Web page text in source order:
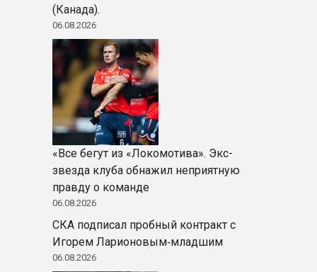
(Канада).
06.08.2026
«Все бегут из «Локомотива». Экс-
звезда клуба обнажил неприятную
правду о команде
06.08.2026
СКА подписал пробный контракт с
Игорем Ларионовым‑младшим
06.08.2026